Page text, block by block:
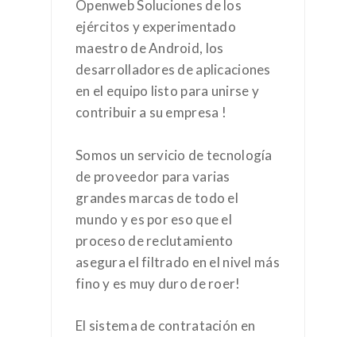
Openweb Soluciones de los
ejércitos y experimentado
maestro de Android, los
desarrolladores de aplicaciones
en el equipo listo para unirse y
contribuir a su empresa !
Somos un servicio de tecnología
de proveedor para varias
grandes marcas de todo el
mundo y es por eso que el
proceso de reclutamiento
asegura el filtrado en el nivel más
fino y es muy duro de roer!
El sistema de contratación en